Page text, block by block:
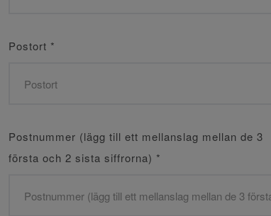
Postort *
Postnummer (lägg till ett mellanslag mellan de 3
första och 2 sista siffrorna) *